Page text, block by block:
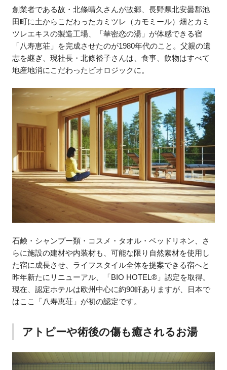
創業者である故・北條晴久さんが故郷、長野県北安曇郡池
田町に土からこだわったカミツレ（カモミール）畑とカミ
ツレエキスの製造工場、「華密恋の湯」が体感できる宿
「八寿恵荘」を完成させたのが1980年代のこと。父親の遺
志を継ぎ、現社長・北條裕子さんは、食事、飲物はすべて
地産地消にこだわったビオロジックに。
石鹸・シャンプー類・コスメ・タオル・ベッドリネン、さ
らに施設の建材や内装材も、可能な限り自然素材を使用し
た宿に成長させ、ライフスタイル全体を提案できる宿へと
昨年新たにリニューアル、「BIO HOTEL®」認定を取得。
現在、認定ホテルは欧州中心に約90軒ありますが、日本で
はここ「八寿恵荘」が初の認定です。
アトピーや術後の傷も癒されるお湯